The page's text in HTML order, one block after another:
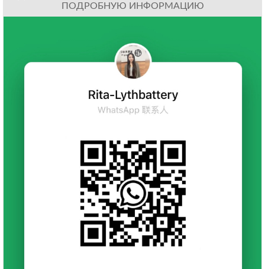
ПОДРОБНУЮ ИНФОРМАЦИЮ